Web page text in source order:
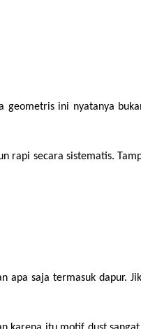
geometris ini nyatanya
rapi secara sistematis.
apa saja termasuk dapur.